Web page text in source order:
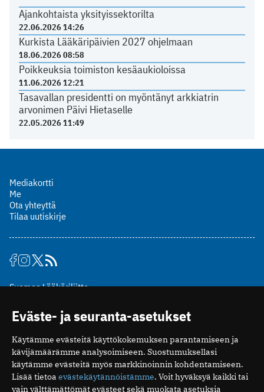
Ajankohtaista yksityissektorilta
22.06.2026 14:26
Kurkista Lääkäripäivien 2027 ohjelmaan
18.06.2026 08:58
Poikkeuksia toimiston kesäaukioloissa
11.06.2026 12:21
Tasavallan presidentti on myöntänyt arkkiatrin
arvonimen Päivi Hietaselle
22.05.2026 11:49
Mediakortti
Me
Ota yhteyttä
Tilaa uutiskirje
Suomen Lääkäriliitto
00510 Helsinki
puh. (09) 393 091
toimitus@potilaanlaakarilehti.fi
ISSN 2323-9476
Eväste- ja seuranta-asetukset
Käytämme evästeitä käyttökokemuksen parantamiseen ja
kävijämäärämme analysoimiseen. Suostumuksellasi
käytämme evästeitä myös markkinoinnin kohdentamiseen.
Lisää tietoa evästekäytännöistämme. Voit hyväksyä kaikki tai
vain välttämättömät evästeet sekä muokata asetuksia